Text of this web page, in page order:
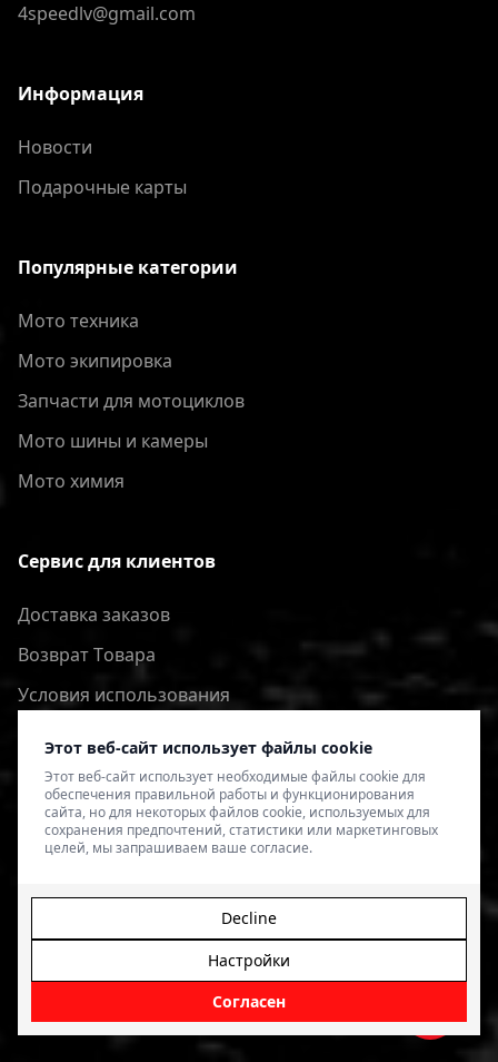
Этот веб-сайт использует файлы cookie
Этот веб-сайт использует необходимые файлы cookie для
обеспечения правильной работы и функционирования
сайта, но для некоторых файлов cookie, используемых для
сохранения предпочтений, статистики или маркетинговых
целей, мы запрашиваем ваше согласие.
Согласен
Настройки
Decline
4speedlv@gmail.com
Информация
Новости
Подарочные карты
Популярные категории
Мото техника
Мото экипировка
Запчасти для мотоциклов
Мото шины и камеры
Мото химия
Сервис для клиентов
Доставка заказов
Bозврат Tовара
Условия использования
Политика конфиденциальности
© 2026 4SPEED.LV. Visas tiesības aizsargātas.
veikala izveide - Magecode.